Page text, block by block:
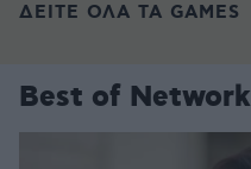
ΔΕΙΤΕ ΟΛΑ ΤΑ GAMES
Best of Network